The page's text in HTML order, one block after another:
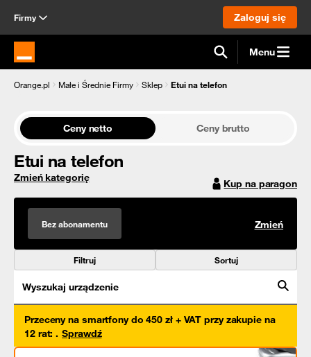
Firmy Zaloguj się
Strona główna Orange.pl Menu
Orange.pl Małe i Średnie Firmy Sklep Etui na telefon
Ceny netto Ceny brutto
Etui na telefon
Zmień kategorię Kup na paragon
Bez abonamentu Zmień
Filtruj Sortuj
Wyszukaj urządzenie
Przeceny na smartfony do 450 zł + VAT przy zakupie na
12 rat: . Sprawdź